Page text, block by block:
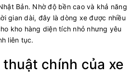
Bản. Nhờ độ bền cao và khả năng
gian dài, đây là dòng xe được nhiều
kho hàng diện tích nhỏ nhưng yêu
liên tục.
chính của xe